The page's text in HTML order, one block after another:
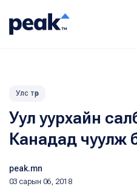
Улс төр
Уул уурхайн
Канадад чуулж
peak.mn
03 сарын 06, 2018